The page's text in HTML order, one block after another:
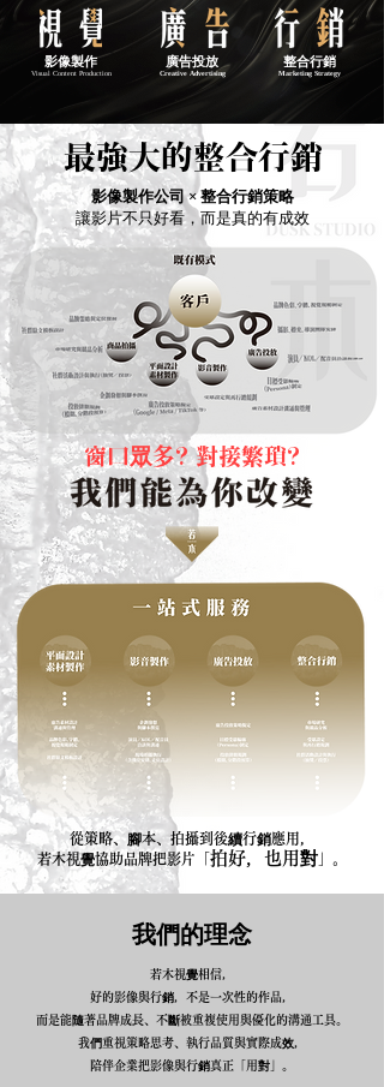
影像製作
Visual Content Production
廣告投放
Creative Advertising
整合行銷
Marketing Strategy
最強大的整合行銷
影像製作公司 × 整合行銷策略
讓影片不只好看，而是真的有成效
窗口眾多? 對接繁瑣?
從策略、腳本、拍攝到後續行銷應用，
若木視覺協助品牌把影片「 拍好，也用對 」。
我們的理念
若木視覺相信，
好的影像與行銷，不是一次性的作品，
而是能隨著品牌成長、不斷被重複使用與優化的溝通工具。
我們重視策略思考、執行品質與實際成效，
陪伴企業把影像與行銷真正「用對」。